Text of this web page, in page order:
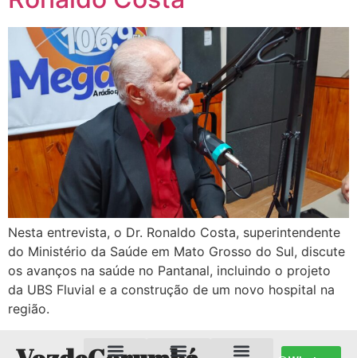
Nesta entrevista, o Dr. Ronaldo Costa, superintendente
do Ministério da Saúde em Mato Grosso do Sul, discute
os avanços na saúde no Pantanal, incluindo o projeto
da UBS Fluvial e a construção de um novo hospital na
região.